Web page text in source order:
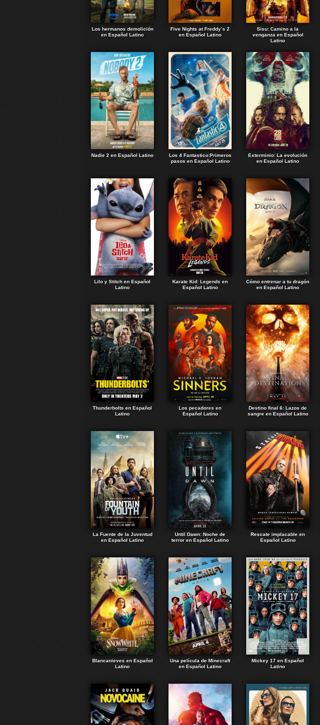
Los hermanos demolición
en Español Latino
Five Nights at Freddy’s 2
en Español Latino
Sisu: Camino a la
venganza en Español
Latino
Nadie 2 en Español Latino
Los 4 Fantastico:Primeros
pasos en Español Latino
Exterminio: La evolución
en Español Latino
Lilo y Stitch en Español
Latino
Karate Kid: Legends en
Español Latino
Cómo entrenar a tu dragón
en Español Latino
Thunderbolts en Español
Latino
Los pecadores en
Español Latino
Destino final 6: Lazos de
sangre en Español Latino
La Fuente de la Juventud
en Español Latino
Until Dawn: Noche de
terror en Español Latino
Rescate implacable en
Español Latino
Blancanieves en Español
Latino
Una película de Minecraft
en Español Latino
Mickey 17 en Español
Latino